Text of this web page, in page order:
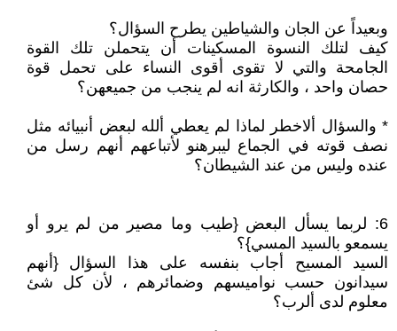
وبعيداً عن الجان والشياطين يطرح السؤال؟
كيف لتلك النسوة المسكينات أن يتحملن تلك القوة
الجامحة والتي لا تقوى أقوى النساء على تحمل قوة
حصان واحد ، والكارثة انه لم ينجب من جميعهن؟
* والسؤال ألاخطر لماذا لم يعطي ألله لبعض أنبيائه مثل
نصف قوته في الجماع ليبرهنو لأتباعهم أنهم رسل من
عنده وليس من عند الشيطان؟
6: لربما يسأل البعض {طيب وما مصير من لم يرو أو
يسمعو بالسيد المسي}؟
السيد المسيح أجاب بنفسه على هذا السؤال {أنهم
سيدانون حسب نواميسهم وضمائرهم ، لأن كل شئ
معلوم لدى ألرب؟